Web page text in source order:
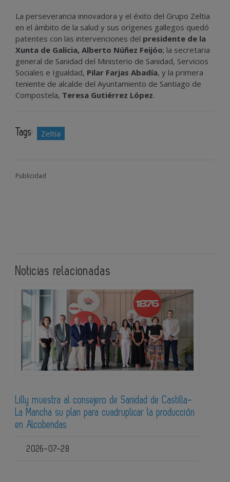
La perseverancia innovadora y el éxito del Grupo Zeltia
en el ámbito de la salud y sus orígenes gallegos quedó
patentes con las intervenciones del presidente de la
Xunta de Galicia, Alberto Núñez Feijóo; la secretaria
general de Sanidad del Ministerio de Sanidad, Servicios
Sociales e Igualdad, Pilar Farjas Abadía, y la primera
teniente de alcalde del Ayuntamiento de Santiago de
Compostela, Teresa Gutiérrez López.
Tags: Zeltia
Publicidad
Noticias relacionadas
Lilly muestra al consejero de Sanidad de Castilla-
La Mancha su plan para cuadruplicar la producción
en Alcobendas
2026-07-28